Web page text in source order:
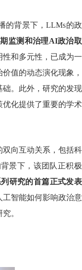
背景下，LLMs的
监测和治理AI政治
和多元性，已成为
值的动态演化现象
。此外，研究的发
化提供了重要的学
向互动关系，包括
景下，该团队正积
研究的首篇正式发
智能如何影响政治
。